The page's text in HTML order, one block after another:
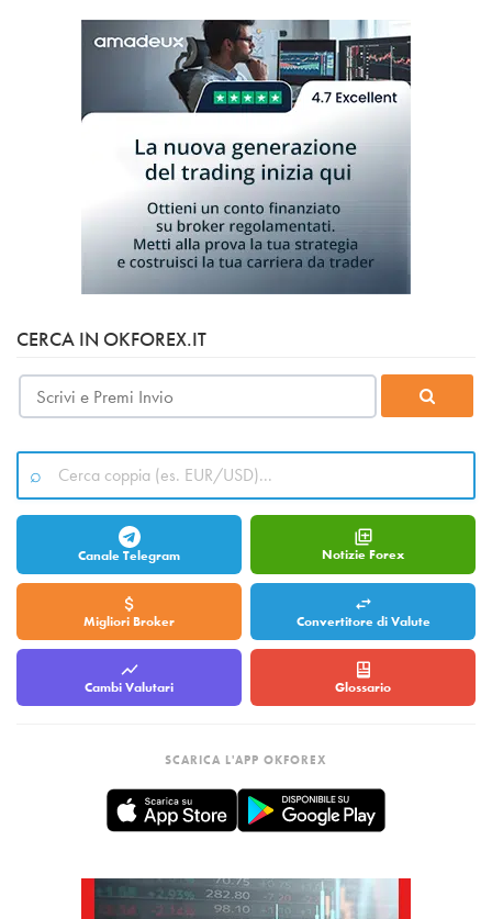
CERCA IN OKFOREX.IT
Canale Telegram Notizie Forex
Migliori Broker Convertitore di Valute
Cambi Valutari Glossario
SCARICA L'APP OKFOREX